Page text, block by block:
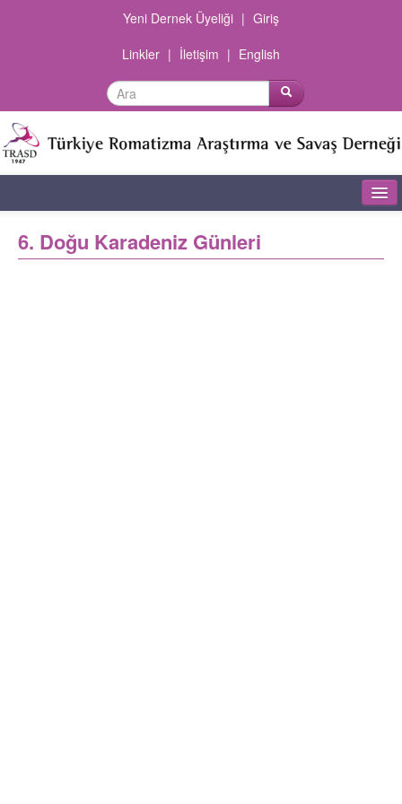
Yeni Dernek Üyeliği | Giriş
Linkler | İletişim | English
Dernek Hakkında
6. Doğu Karadeniz Günleri